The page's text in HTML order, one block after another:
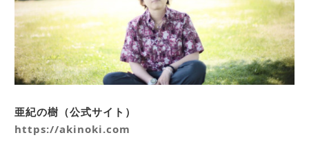
亜紀の樹（公式サイト）
https://akinoki.com